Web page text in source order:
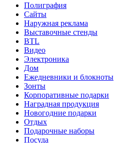
Полиграфия
Сайты
Наружная реклама
Выставочные стенды
BTL
Видео
Электроника
Дом
Ежедневники и блокноты
Зонты
Корпоративные подарки
Наградная продукция
Новогодние подарки
Отдых
Подарочные наборы
Посуда